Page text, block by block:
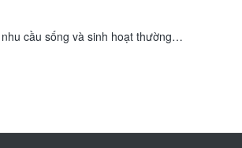
cầu sống và sinh hoạt thường…